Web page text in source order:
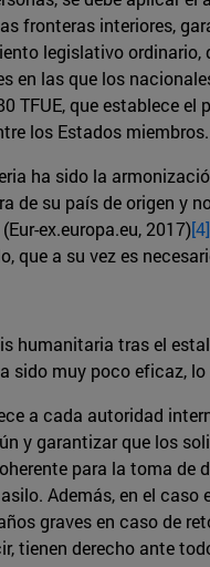
fronteras interiores,
legislativo
las que los
que establece
los Estados miembros.
ha sido la
de su país de origen y
ex.europa.eu, 2017)[4]
a su vez es
humanitaria tras el
sido muy poco eficaz,
a cada autoridad
y garantizar que los
para la toma de
Además, en el
graves en caso de
tienen derecho ante